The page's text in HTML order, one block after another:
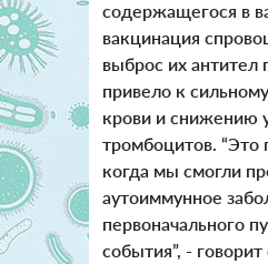
содержащегося в
вакцинация
выброс их антител
привело к
крови и снижению
тромбоцитов. “Это
когда мы смогли
аутоиммунное
первоначального
события”, - говорит